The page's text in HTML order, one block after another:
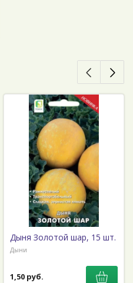
Дыня Золотой шар, 15 шт.
Дыни
1,50 руб.